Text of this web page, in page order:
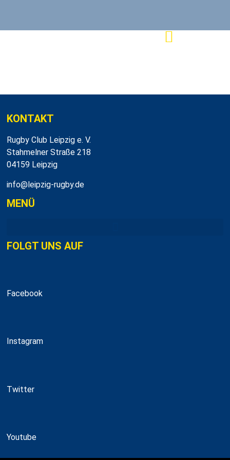
KONTAKT
Rugby Club Leipzig e. V.
Stahmelner Straße 218
04159 Leipzig
info@leipzig-rugby.de
MENÜ
FOLGT UNS AUF
Facebook
Instagram
Twitter
Youtube